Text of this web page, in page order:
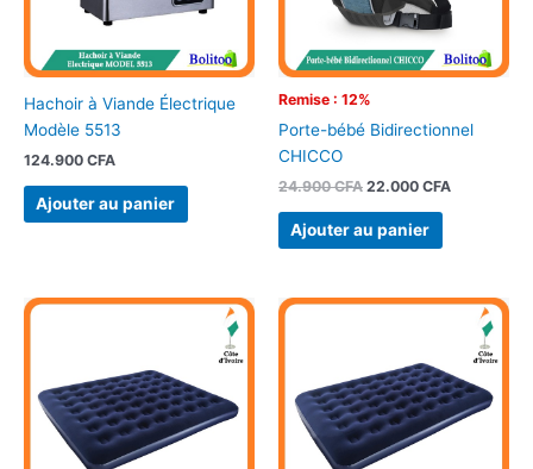
Hachoir à Viande Électrique
Modèle 5513
124.900 CFA
Ajouter au panier
Remise : 12%
Porte-bébé Bidirectionnel
CHICCO
24.900CFA 22.000 CFA
Ajouter au panier